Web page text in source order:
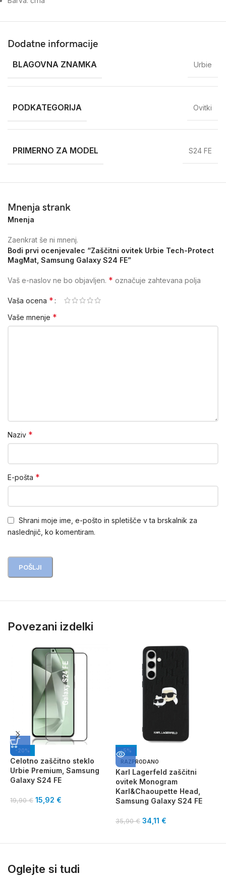
Dodatne informacije
BLAGOVNA ZNAMKA Urbie
PODKATEGORIJA Ovitki
PRIMERNO ZA MODEL S24 FE
Mnenja strank
Mnenja
Zaenkrat še ni mnenj.
Bodi prvi ocenjevalec “Zaščitni ovitek Urbie Tech-Protect
MagMat, Samsung Galaxy S24 FE”
Vaš e-naslov ne bo objavljen. * označuje zahtevana polja
Vaša ocena *
Vaše mnenje *
Naziv *
E-pošta *
Shrani moje ime, e-pošto in spletišče v ta brskalnik za
naslednjič, ko komentiram.
Povezani izdelki
-20%
Celotno zaščitno steklo
Urbie Premium, Samsung
Galaxy S24 FE
19,90€ 15,92 €
-5%
RAZPRODANO
Karl Lagerfeld zaščitni
ovitek Monogram
Karl&Chaoupette Head,
Samsung Galaxy S24 FE
35,90€ 34,11 €
Oglejte si tudi